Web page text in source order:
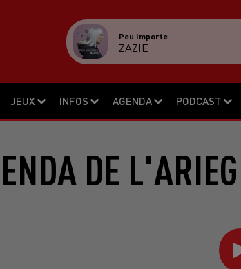
JEUX INFOS AGENDA PODCAST
Peu Importe
ZAZIE
DE